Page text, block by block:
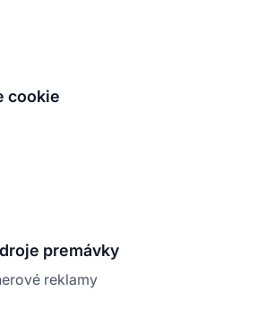
cookie
premávky
reklamy